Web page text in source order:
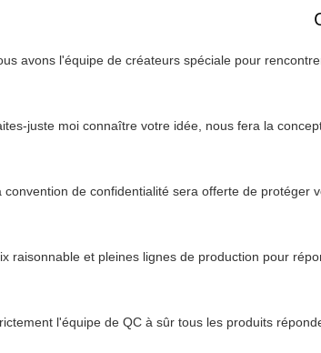
avons l'équipe de créateurs spéciale pour
juste moi connaître votre idée, nous fera la
convention de confidentialité sera offerte de protéger
raisonnable et pleines lignes de production pour
l'équipe de QC à sûr tous les produits